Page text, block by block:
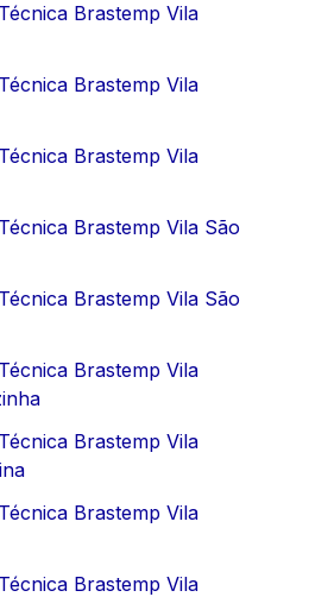
Brastemp Vila
Brastemp Vila
Brastemp Vila
Brastemp Vila São
Brastemp Vila São
Brastemp Vila
Brastemp Vila
Brastemp Vila
Brastemp Vila